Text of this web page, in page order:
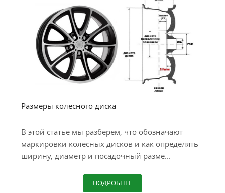
Размеры колёсного диска
В этой статье мы разберем, что обозначают
маркировки колесных дисков и как определять
ширину, диаметр и посадочный разме...
ПОДРОБНЕЕ